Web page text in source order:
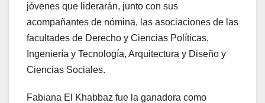
jóvenes que liderarán, junto con sus
acompañantes de nómina, las asociaciones de las
facultades de Derecho y Ciencias Políticas,
Ingeniería y Tecnología, Arquitectura y Diseño y
Ciencias Sociales.
Fabiana El Khabbaz fue la ganadora como